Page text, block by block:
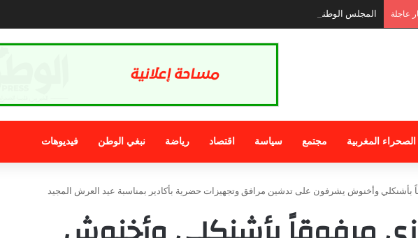
عاجلة المجلس الوطني للصحافة.. الذي نريد
الصحراء المغربية مجتمع سياسة اقتصاد رياضة نبغي الوطن فيديوهات
بأشنكلي وأخنوش يشرفون على تدشين مرافق وتجهيزات حضرية بأكادير بمناسبة عيد العرش المجيد